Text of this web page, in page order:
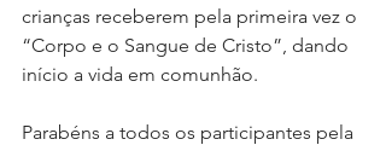
crianças receberem pela primeira vez o
“Corpo e o Sangue de Cristo”, dando
início a vida em comunhão.
Parabéns a todos os participantes pela